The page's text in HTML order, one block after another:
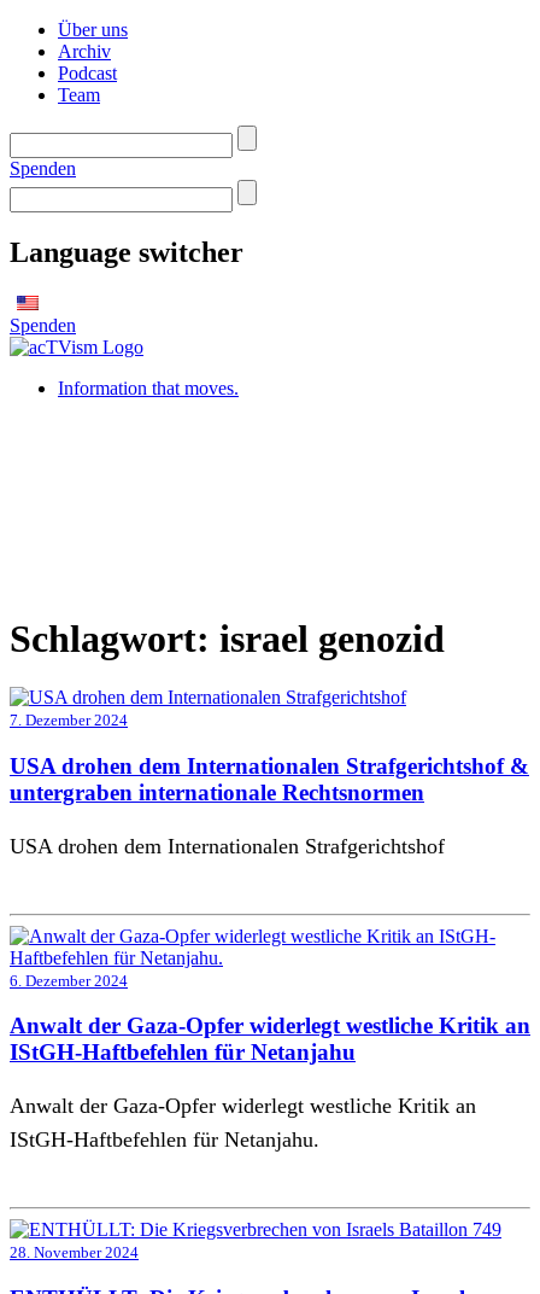
Über uns
Archiv
Podcast
Team
Spenden
Language switcher
Spenden
Information that moves.
Schlagwort: israel genozid
7. Dezember 2024
USA drohen dem Internationalen Strafgerichtshof &
untergraben internationale Rechtsnormen
USA drohen dem Internationalen Strafgerichtshof
6. Dezember 2024
Anwalt der Gaza-Opfer widerlegt westliche Kritik an
IStGH-Haftbefehlen für Netanjahu
Anwalt der Gaza-Opfer widerlegt westliche Kritik an
IStGH-Haftbefehlen für Netanjahu.
28. November 2024